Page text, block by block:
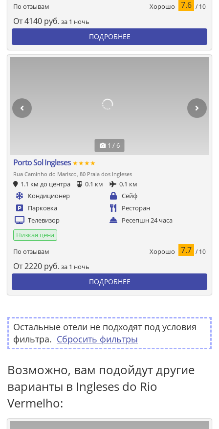
По отзывам Хорошо 7.6 / 10
От4140 руб. за 1 ночь
ПОДРОБНЕЕ
1 / 6
Porto Sol Ingleses ★★★★
Rua Caminho do Marisco, 80 Praia dos Ingleses
1.1 км до центра 0.1 км
0.1 км
Кондиционер
Сейф
Парковка
Ресторан
Телевизор
Ресепшн 24 часа
Низкая цена
По отзывам
Хорошо 7.7 / 10
От2220 руб. за 1 ночь
ПОДРОБНЕЕ
Остальные отели не подходят под условия
фильтра. Сбросить фильтры
Возможно, вам подойдут другие
варианты в Ingleses do Rio
Vermelho: